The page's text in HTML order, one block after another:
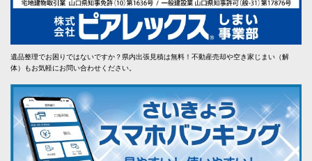
遺品整理でお困りではないですか？県内出張見積は無料！不動産売却や空き家じまい（解
体）もお気軽にお問い合わせください。